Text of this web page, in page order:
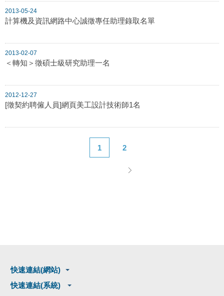
2013-05-24
計算機及資訊網路中心誠徵專任助理錄取名單
2013-02-07
＜轉知＞徵碩士級研究助理一名
2012-12-27
[徵契約聘僱人員]網頁美工設計技術師1名
1 2
快速連結(網站)
快速連結(系統)